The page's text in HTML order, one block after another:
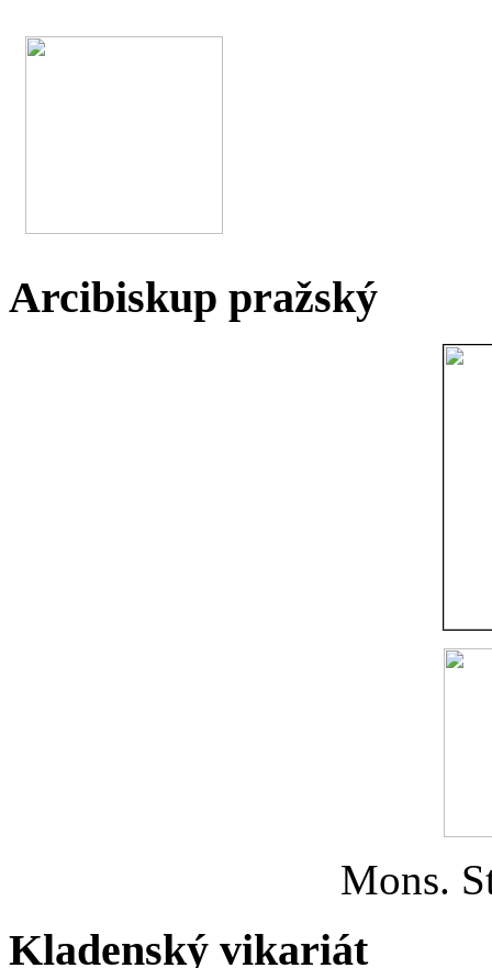
Arcibiskup pražský
Mons.
Kladenský vikariát